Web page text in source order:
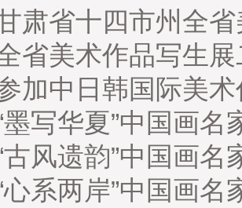
肃省十四市州全
省美术作品写生
加中日韩国际美
墨写华夏”中国画名
古风遗韵”中国画名
心系两岸”中国画名